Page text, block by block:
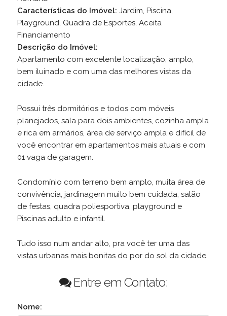
Características do Imóvel: Jardim, Piscina,
Playground, Quadra de Esportes, Aceita
Financiamento
Descrição do Imóvel:
Apartamento com excelente localização, amplo,
bem iluinado e com uma das melhores vistas da
cidade.
Possui três dormitórios e todos com móveis
planejados, sala para dois ambientes, cozinha ampla
e rica em armários, área de serviço ampla e difícil de
você encontrar em apartamentos mais atuais e com
01 vaga de garagem.
Condomínio com terreno bem amplo, muita área de
convivência, jardinagem muito bem cuidada, salão
de festas, quadra poliesportiva, playground e
Piscinas adulto e infantil.
Tudo isso num andar alto, pra você ter uma das
vistas urbanas mais bonitas do por do sol da cidade.
Entre em Contato:
Nome: